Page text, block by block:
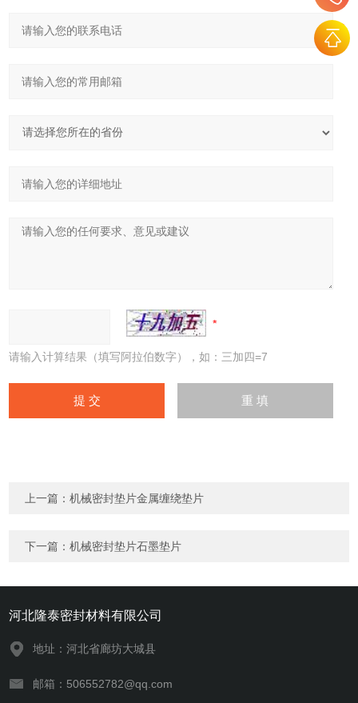
请输入计算结果（填写阿拉伯数字），如：三加四=7
上一篇：机械密封垫片金属缠绕垫片
下一篇：机械密封垫片石墨垫片
河北隆泰密封材料有限公司
地址：河北省廊坊大城县
邮箱：506552782@qq.com